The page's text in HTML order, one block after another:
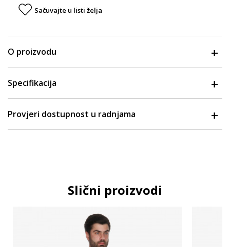
Sačuvajte u listi želja
O proizvodu
Specifikacija
Provjeri dostupnost u radnjama
Slični proizvodi